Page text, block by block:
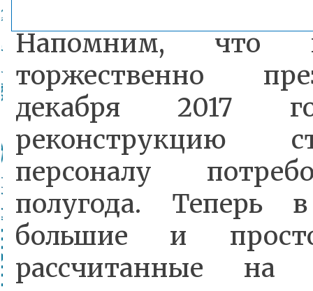
Напомним, что
торжественно
декабря 2017
реконструкцию
персоналу
полугода. Теперь
большие и
рассчитанные на